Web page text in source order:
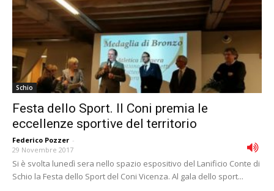
Schio
Festa dello Sport. Il Coni premia le
eccellenze sportive del territorio
Federico Pozzer -
29 Novembre 2017
Si è svolta lunedì sera nello spazio espositivo del Lanificio Conte di
Schio la Festa dello Sport del Coni Vicenza. Al gala dello sport...